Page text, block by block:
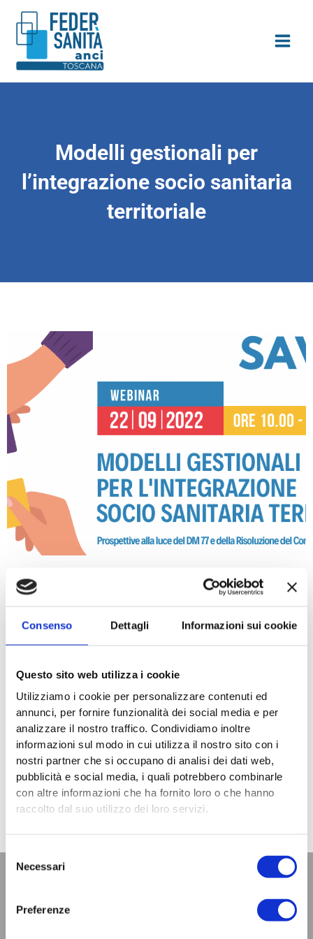
Consenso Dettagli Informazioni sui cookie
Questo sito web utilizza i cookie
Utilizziamo i cookie per personalizzare contenuti ed
annunci, per fornire funzionalità dei social media e per
analizzare il nostro traffico. Condividiamo inoltre
informazioni sul modo in cui utilizza il nostro sito con i
nostri partner che si occupano di analisi dei dati web,
pubblicità e social media, i quali potrebbero combinarle
con altre informazioni che ha fornito loro o che hanno
raccolto dal suo utilizzo dei loro servizi.
Selezione
delNecessari
Preferenze
contenuto
contenuto
Modelli gestionali per
l’integrazione socio sanitaria
territoriale
Una giornata dedicata a riflessioni e approfondimenti sul tema
dell’integrazione socio-sanitaria e i modelli organizzativi del
Consiglio Regionale n. 184 del 15 giugno 2022 relativa agli
indirizzi in materia di politiche per la salute e del Decreto 23
dell’assistenza territoriale.
PRESENTAZIONE MICHELANGELO CAIOLFA
PRESENTAZIONE BARBARA TRAMBUSTI
Precedente
PRECEDENTE
Contrasto all’Azzardo – Focus sul territorio pisano
SUCCESSIVO